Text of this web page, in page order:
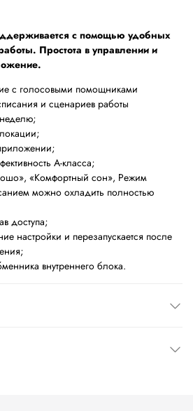
с помощью удобных
Простота в управлении и
с голосовыми помощниками
и сценариев работы
А-класса;
«Комфортный сон», Режим
можно охладить полностью
доступа;
настройки и перезапускается после
внутреннего блока.